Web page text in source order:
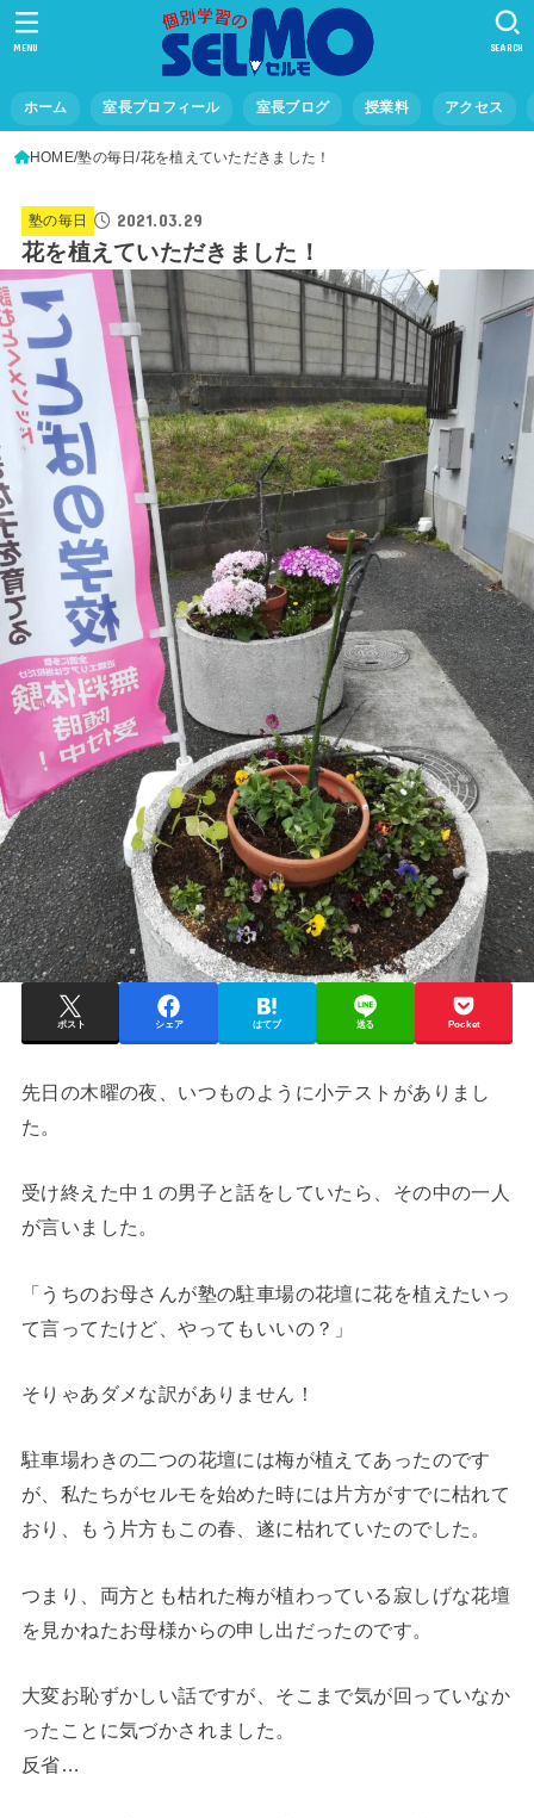
ホーム 室長プロフィール 室長ブログ 授業料 アクセス
SEARCH
MENU
HOME 塾の毎日 花を植えていただきました！
塾の毎日 2021.03.29
花を植えていただきました！
ポスト シェア はてブ 送る Pocket
先日の木曜の夜、いつものように小テストがありまし
た。
受け終えた中１の男子と話をしていたら、その中の一人
が言いました。
「うちのお母さんが塾の駐車場の花壇に花を植えたいっ
て言ってたけど、やってもいいの？」
そりゃあダメな訳がありません！
駐車場わきの二つの花壇には梅が植えてあったのです
が、私たちがセルモを始めた時には片方がすでに枯れて
おり、もう片方もこの春、遂に枯れていたのでした。
つまり、両方とも枯れた梅が植わっている寂しげな花壇
を見かねたお母様からの申し出だったのです。
大変お恥ずかしい話ですが、そこまで気が回っていなか
ったことに気づかされました。
反省…